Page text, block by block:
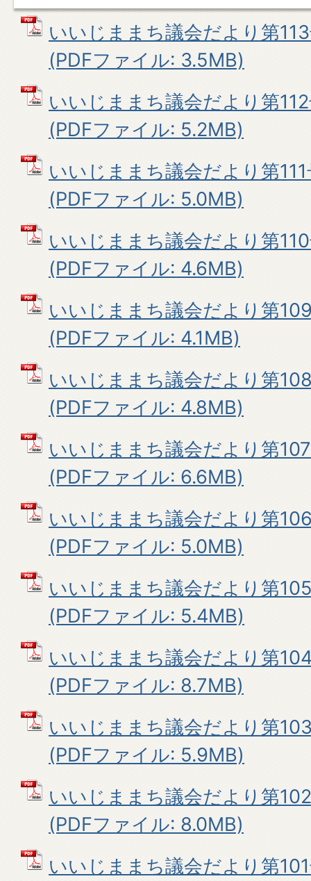
いいじままち議会だより第
(PDFファイル: 3.5MB)
いいじままち議会だより第
(PDFファイル: 5.2MB)
いいじままち議会だより第
(PDFファイル: 5.0MB)
いいじままち議会だより第
(PDFファイル: 4.6MB)
いいじままち議会だより第
(PDFファイル: 4.1MB)
いいじままち議会だより第
(PDFファイル: 4.8MB)
いいじままち議会だより第
(PDFファイル: 6.6MB)
いいじままち議会だより第
(PDFファイル: 5.0MB)
いいじままち議会だより第
(PDFファイル: 5.4MB)
いいじままち議会だより第
(PDFファイル: 8.7MB)
いいじままち議会だより第
(PDFファイル: 5.9MB)
いいじままち議会だより第
(PDFファイル: 8.0MB)
いいじままち議会だより第